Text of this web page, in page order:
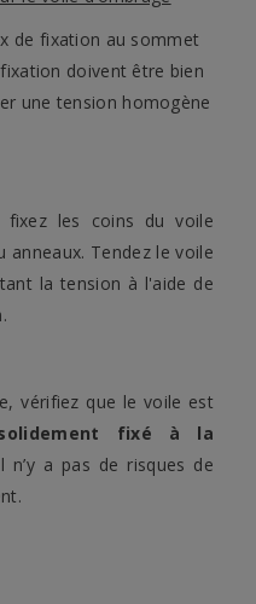
de fixation au sommet
doivent être bien
une tension homogène
les coins du voile
anneaux. Tendez le voile
la tension à l'aide de
vérifiez que le voile est
fixé à la
n’y a pas de risques de